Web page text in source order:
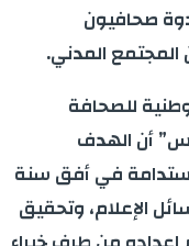
صحافيون
المدني.
للصحافة
أن الهدف
في أفق سنة
الإعلام، وتحقيق